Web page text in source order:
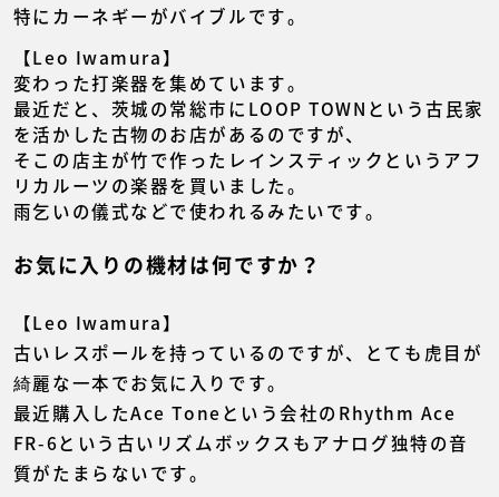
特にカーネギーがバイブルです。
【Leo Iwamura】
変わった打楽器を集めています。
最近だと、茨城の常総市にLOOP TOWNという古民家
を活かした古物のお店があるのですが、
そこの店主が竹で作ったレインスティックというアフ
リカルーツの楽器を買いました。
雨乞いの儀式などで使われるみたいです。
お気に入りの機材は何ですか？
【Leo Iwamura】
古いレスポールを持っているのですが、とても虎目が
綺麗な一本でお気に入りです。
最近購入したAce Toneという会社のRhythm Ace
FR-6という古いリズムボックスもアナログ独特の音
質がたまらないです。